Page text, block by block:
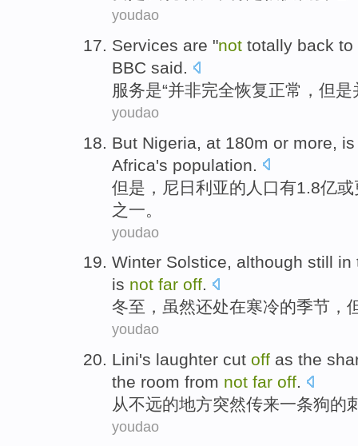
youdao
Services are "not totally back to
BBC said.
服务是“并非完全恢复正常 ， 但是
youdao
But Nigeria , at 180m or more ,
Africa's population
但是 ， 尼日利亚的 人口有1.8亿或
之一。
youdao
Winter Solstice, although still in
is not far off.
冬至 ， 虽然还处在寒冷的季节 ，
youdao
Lini's laughter cut off as the
the room from not far off.
从不远的地方突然传来一条狗的
youdao